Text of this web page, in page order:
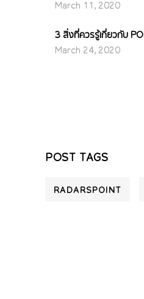
March 11, 2020
3 สิ่งที่ควรรู้เกี่ยวกับ
March 24, 2020
POST TAGS
RADARSPOINT